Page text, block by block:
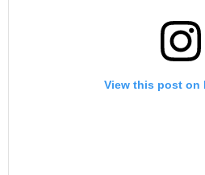
View this post on